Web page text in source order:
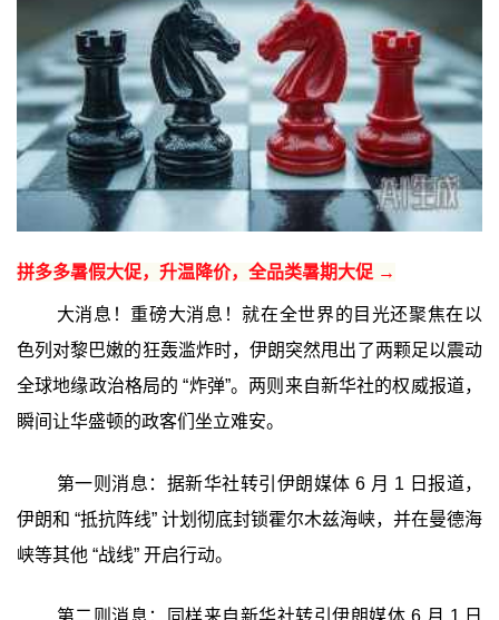
拼多多暑假大促，升温降价，全品类暑期大促 →
大消息！重磅大消息！就在全世界的目光还聚焦在以
色列对黎巴嫩的狂轰滥炸时，伊朗突然甩出了两颗足以震动
全球地缘政治格局的 “炸弹”。两则来自新华社的权威报道，
瞬间让华盛顿的政客们坐立难安。
第一则消息：据新华社转引伊朗媒体 6 月 1 日报道，
伊朗和 “抵抗阵线” 计划彻底封锁霍尔木兹海峡，并在曼德海
峡等其他 “战线” 开启行动。